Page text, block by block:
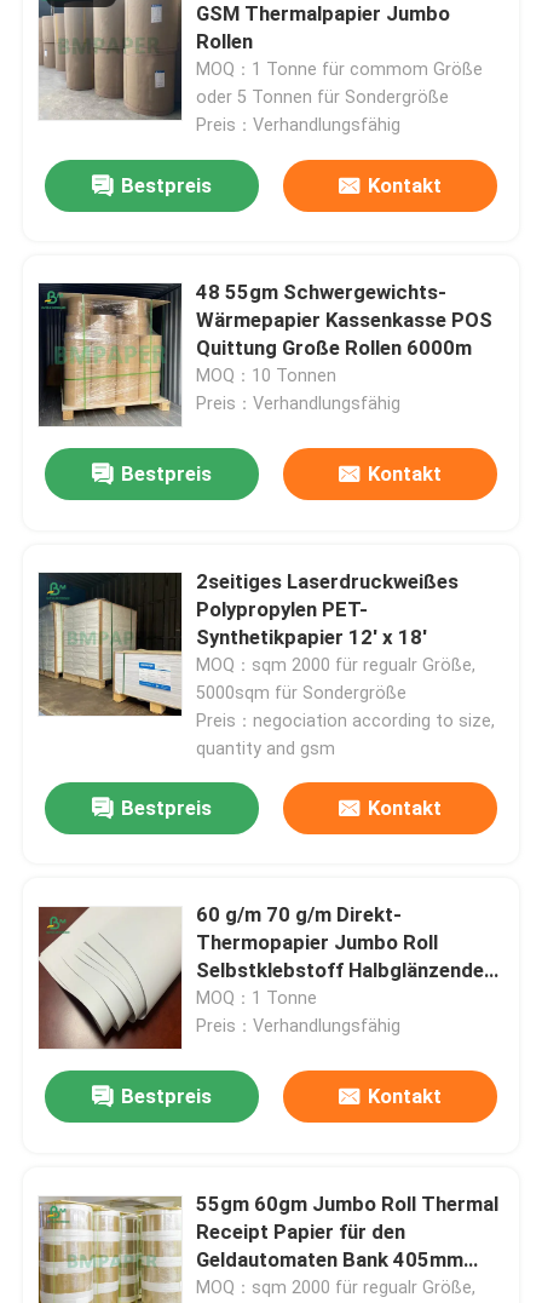
Alle Fälle
Kohlenstofffreies NCR-Papier
Thermopapierrolle
Weiße Bondpapierrolle
Cad-Plotter-Papier
Unbeschichtetes Woodfree-Papier
Nahrungsmittelkasten-Papier
Seiden-Glanz-Papier
SBS-Karton
Buchbindungs-Brett
C2S-Glanzpapier
Sackkraftpapier
Kraftliner-Brett
Nahrungsmittelpackpapier
GSM Thermalpapier Jumbo
Rollen
MOQ：1 Tonne für commom Größe
oder 5 Tonnen für Sondergröße
Preis：Verhandlungsfähig
Bestpreis Kontakt
48 55gm Schwergewichts-
Wärmepapier Kassenkasse POS
Quittung Große Rollen 6000m
MOQ：10 Tonnen
Preis：Verhandlungsfähig
Bestpreis Kontakt
2seitiges Laserdruckweißes
Polypropylen PET-
Synthetikpapier 12' x 18'
MOQ：sqm 2000 für regualr Größe,
5000sqm für Sondergröße
Preis：negociation according to size,
quantity and gsm
Bestpreis Kontakt
60 g/m 70 g/m Direkt-
Thermopapier Jumbo Roll
Selbstklebstoff Halbglänzendes
Papier
MOQ：1 Tonne
Preis：Verhandlungsfähig
Bestpreis Kontakt
55gm 60gm Jumbo Roll Thermal
Receipt Papier für den
Geldautomaten Bank 405mm
795mm
MOQ：sqm 2000 für regualr Größe,